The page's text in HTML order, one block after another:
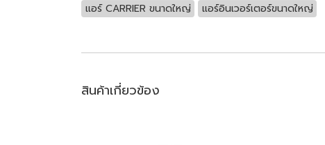
แอร์ CARRIER ขนาดใหญ่
แอร์อินเวอร์เตอร์ขนาดใหญ่
สินค้าเกี่ยวข้อง